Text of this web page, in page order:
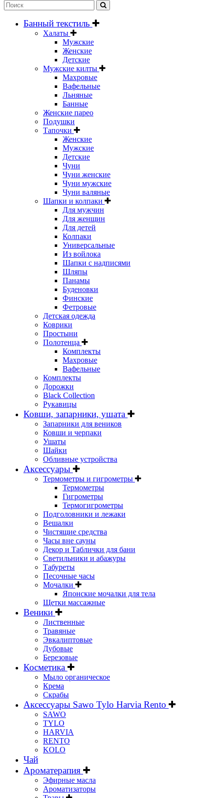
Банный текстиль
Халаты
Мужские
Женские
Детские
Мужские килты
Махровые
Вафельные
Льняные
Банные
Женские парео
Подушки
Тапочки
Женские
Мужские
Детские
Чуни
Чуни женские
Чуни мужские
Чуни валяные
Шапки и колпаки
Для мужчин
Для женщин
Для детей
Колпаки
Универсальные
Из войлока
Шапки с надписями
Шляпы
Панамы
Буденовки
Финские
Фетровые
Детская одежда
Коврики
Простыни
Полотенца
Комплекты
Махровые
Вафельные
Комплекты
Дорожки
Black Collection
Рукавицы
Ковши, запарники, ушата
Запарники для веников
Ковши и черпаки
Ушаты
Шайки
Обливные устройства
Аксессуары
Термометры и гигрометры
Термометры
Гигрометры
Термогигрометры
Подголовники и лежаки
Вешалки
Чистящие средства
Часы вне сауны
Декор и Таблички для бани
Светильники и абажуры
Табуреты
Песочные часы
Мочалки
Японские мочалки для тела
Щетки массажные
Веники
Лиственные
Травяные
Эвкалиптовые
Дубовые
Березовые
Косметика
Мыло органическое
Крема
Скрабы
Аксессуары Sawo Tylo Harvia Rento
SAWO
TYLO
HARVIA
RENTO
KOLO
Чай
Ароматерапия
Эфирные масла
Ароматизаторы